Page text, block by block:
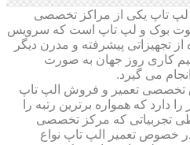
لپ تاپ یکی از مراکز تخصصی
نوت بوک و لپ تاپ است که سرویس
تجهیزاتی پیشرفته و مدرن دیگر
کاری روز جهان به صورت
می گیرد.
تخصصی تعمیر و فروش الپ تاپ
دارد که همواره برترین رتبه را
تجربیاتی که مرکز تخصصی
خصوص تعمیر الپ تاپ نواع